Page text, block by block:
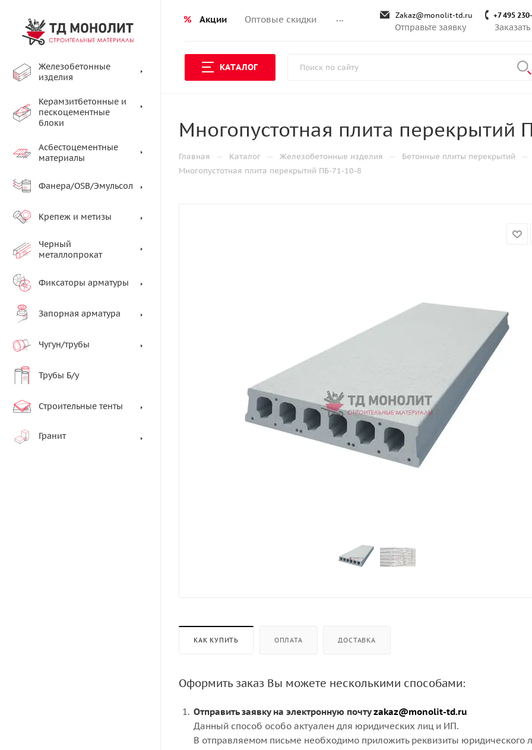
% Акции Оптовые скидки ... Zakaz@monolit-td.ru
Отправьте заявку
+7 495
КАТАЛОГ
Железобетонные
изделия
Керамзитбетонные и
пескоцементные
блоки
Асбестоцементные
материалы
Фанера/OSB/Эмульсол
Крепеж и метизы
Черный
металлопрокат
Фиксаторы арматуры
Запорная арматура
Чугун/трубы
Трубы Б/у
Строительные тенты
Гранит
Многопустотная плита перекрытий
Главная — Каталог — Железобетонные изделия — Бетонные плиты перекрытий —
Многопустотная плита перекрытий ПБ-71-10-8
КАК КУПИТЬ ОПЛАТА ДОСТАВКА
Оформить заказ Вы можете несколькими способами:
Отправить заявку на электронную почтуzakaz@monolit-td.ru
Данный способ особо актуален для юридических лиц и ИП.
В отправляемом письме необходимо приложить реквизиты юридического